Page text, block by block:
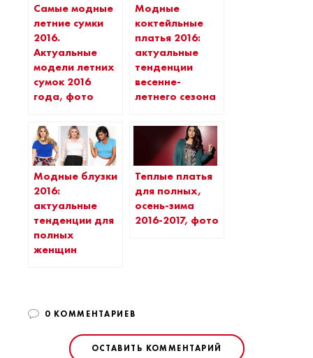
Самые модные
летние сумки
2016.
Актуальные
модели летних
сумок 2016
года, фото
Модные
коктейльные
платья 2016:
актуальные
тенденции
весенне-
летнего сезона
Модные блузки
2016:
актуальные
тенденции для
полных
женщин
Теплые платья
для полных,
осень-зима
2016-2017, фото
0 КОММЕНТАРИЕВ
ОСТАВИТЬ КОММЕНТАРИЙ